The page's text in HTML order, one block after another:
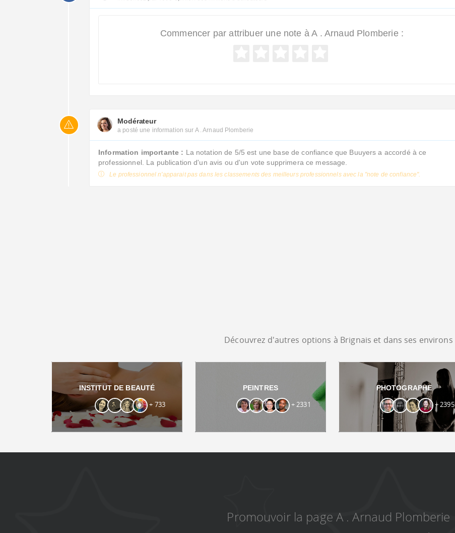
Commencer par attribuer une note à A . Arnaud Plomberie :
Modérateur
a posté une information sur A . Arnaud Plomberie
Information importante : La notation de 5/5 est une base de confiance que Buuyers a accordé à ce
professionnel. La publication d'un avis ou d'un vote supprimera ce message.
Le professionnel n'apparait pas dans les classements des meilleurs professionnels avec la "note de confiance".
Découvrez d'autres options à Brignais et dans ses environs
INSTITUT DE BEAUTÉ
+ 733
PEINTRES
+ 2331
PHOTOGRAPHE
+ 2395
Promouvoir la page A . Arnaud Plomberie